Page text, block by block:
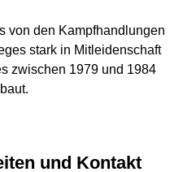
von den Kampfhandlungen
stark in Mitleidenschaft
zwischen 1979 und 1984
und Kontakt